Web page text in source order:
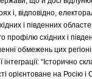
і, відповідно,
і південних
профілю східних і
обмежень цих
“Історично
орієнтоване на Росію